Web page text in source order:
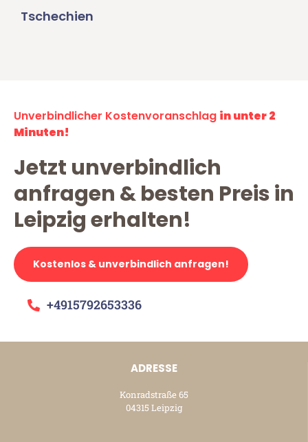
Tschechien
Unverbindlicher Kostenvoranschlag in unter 2
Minuten!
Jetzt unverbindlich
anfragen & besten Preis in
Leipzig erhalten!
Kostenlos & unverbindlich anfragen!
+4915792653336
ADRESSE
Konradstraße 65
04315 Leipzig